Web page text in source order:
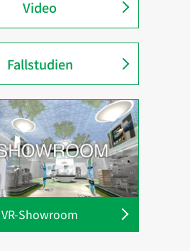
Video
Fallstudien
VR-Showroom